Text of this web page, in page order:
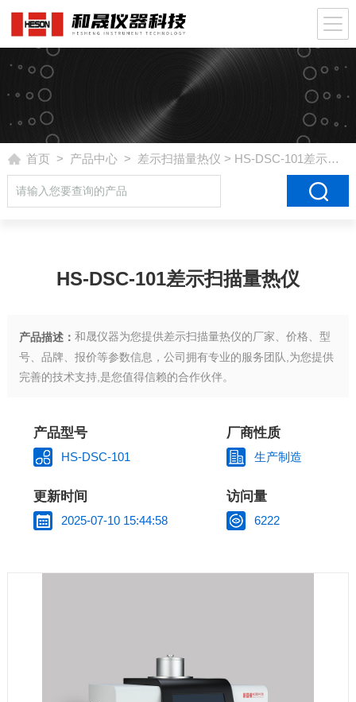
首页 > 产品中心> 差示扫描量热仪 > HS-DSC-101差示扫描量热仪
HS-DSC-101差示扫描量热仪
产品描述： 和晟仪器为您提供差示扫描量热仪的厂家、价格、型
号、品牌、报价等参数信息，公司拥有专业的服务团队,为您提供
完善的技术支持,是您值得信赖的合作伙伴。
产品型号
HS-DSC-101
厂商性质
生产制造
更新时间
2025-07-10 15:44:58
访问量
6222